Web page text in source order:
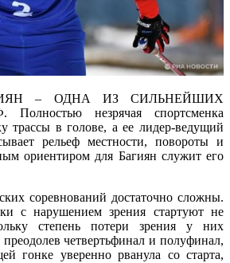
– ОДНА ИЗ СИЛЬНЕЙШИХ
незрячая спортсменка
трассы в голове, а ее лидер-ведущий
рельеф местности, повороты и
ориентиром для Багиян служит его
соревнований достаточно сложны.
с нарушением зрения стартуют не
степень потери зрения у них
четвертьфинал и полуфинал,
гонке уверенно рванула со старта,